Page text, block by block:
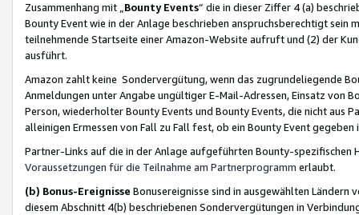
Zusammenhang mit „ Bounty Events“ die in dieser Ziffer 4 (a)
Bounty Event wie in der Anlage beschrieben anspruchsberechtigt sein
teilnehmende Startseite einer Amazon-Website aufruft und (2) der
ausführt.
Amazon zahlt keine Sondervergütung, wenn das zugrundeliegende
Anmeldungen unter Angabe ungültiger E-Mail-Adressen, Einsatz von
Person, wiederholter Bounty Events und Bounty Events, die nicht
alleinigen Ermessen von Fall zu Fall fest, ob ein Bounty Event
Partner-Links auf die in der Anlage aufgeführten Bounty-spezifischen
Voraussetzungen für die Teilnahme am Partnerprogramm erlaubt.
(b) Bonus-Ereignisse Bonusereignisse sind in ausgewählten Ländern
diesem Abschnitt 4(b) beschriebenen Sondervergütungen in